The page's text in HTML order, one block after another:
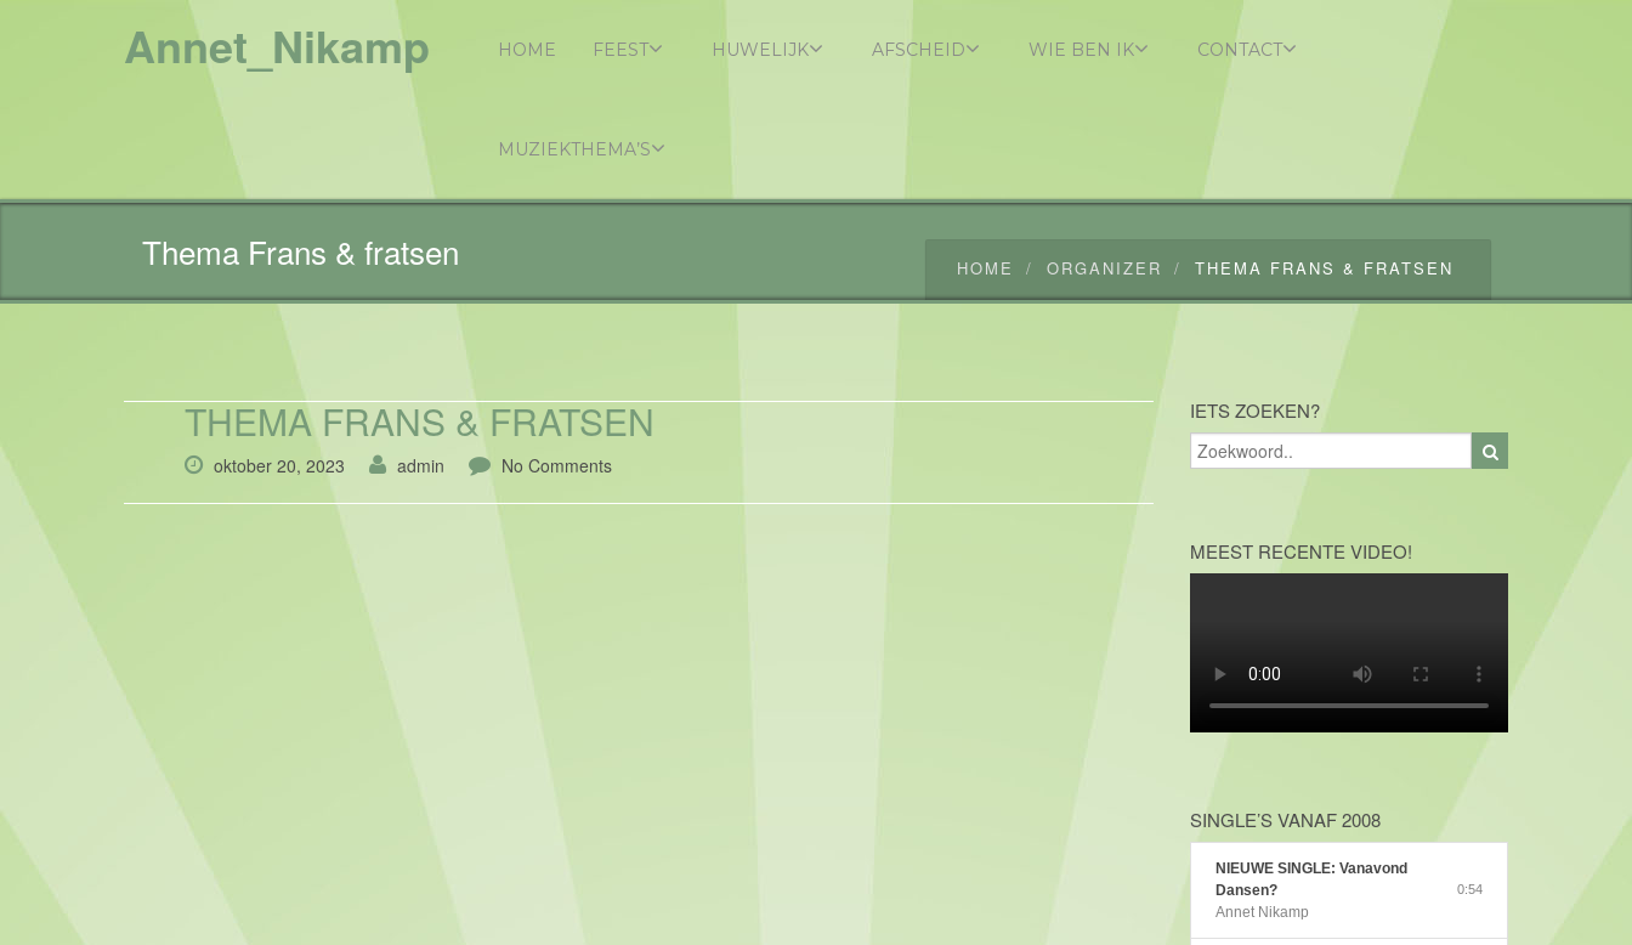
Annet_Nikamp HOME FEEST HUWELIJK AFSCHEID WIE BEN IK CONTACT
MUZIEKTHEMA’S
Thema Frans & fratsen HOME ORGANIZER THEMA FRANS & FRATSEN
THEMA FRANS & FRATSEN
oktober 20, 2023 admin No Comments
IETS ZOEKEN?
MEEST RECENTE VIDEO!
SINGLE’S VANAF 2008
NIEUWE SINGLE: Vanavond
Dansen?
Annet Nikamp
0:54